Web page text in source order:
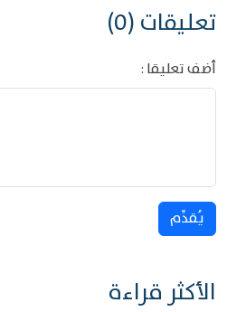
تعليقات (0)
أضف تعليقا :
يُقدِّم
الأكثر قراءة